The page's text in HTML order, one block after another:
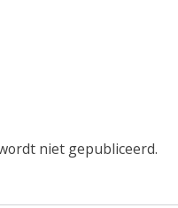
niet gepubliceerd.